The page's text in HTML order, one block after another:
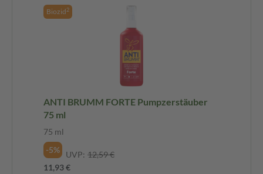
Biozid2
ANTI BRUMM FORTE Pumpzerstäuber
75 ml
75 ml
-5%
UVP: 12,59 €
11,93 €